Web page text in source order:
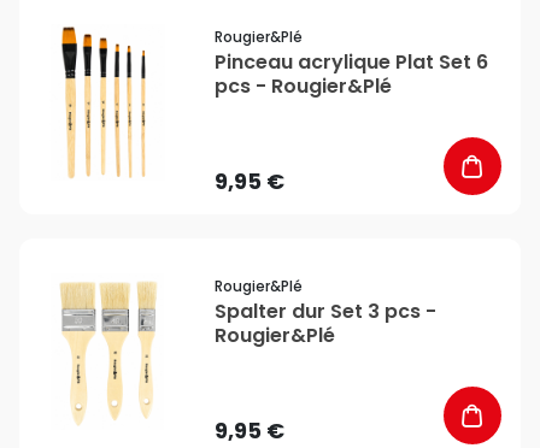
Rougier&plé
Pinceau acrylique Plat Set 6
pcs - Rougier&Plé
9,95 €
Rougier&plé
Spalter dur Set 3 pcs -
Rougier&Plé
9,95 €